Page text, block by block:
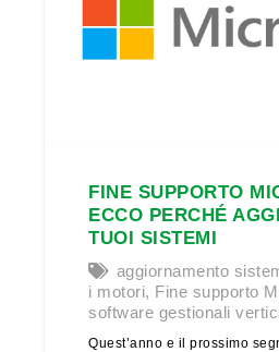
FINE SUPPORTO
ECCO PERCHÉ
TUOI SISTEMI
aggiornamento
i motori, Fine supporto
software gestionali
Quest’anno e il prossimo